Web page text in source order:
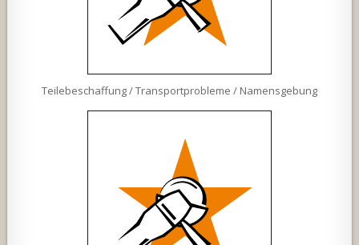
Teilebeschaffung / Transportprobleme / Namensgebung